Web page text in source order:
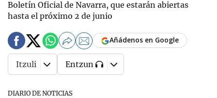
Boletín Oficial de Navarra, que estarán abiertas
hasta el próximo 2 de junio
DIARIO DE NOTICIAS
Añádenos en Google
Itzuli Entzun